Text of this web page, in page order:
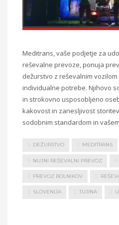
Meditrans, vaše podjetje za
reševalne prevoze, ponuja
dežurstvo z reševalnim
individualne potrebe. Njihovo
in strokovno usposobljeno
kakovost in zanesljivost
sodobnim standardom in
DEŽURSTVO MEDITRANS
NUJNI REŠEVALNI PREVOZ
PREVOZ BOLNIKOV
SLOVENIJA TUJINA